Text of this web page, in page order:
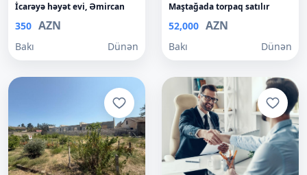
İcarəyə həyət evi, Əmircan
350 AZN
Bakı Dünən
Maştağada torpaq satılır
52,000 AZN
Bakı Dünən